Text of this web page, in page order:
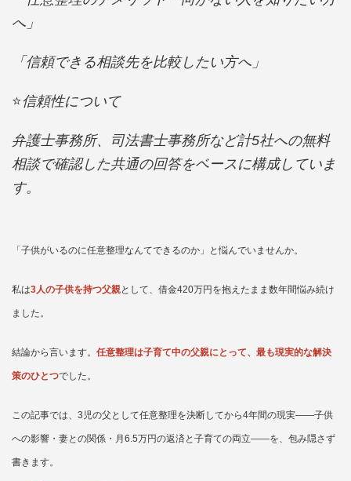
へ」
「信頼できる相談先を比較したい方へ」
⭐️信頼性について
弁護士事務所、司法書士事務所など計5社への無料
相談で確認した共通の回答をベースに構成していま
す。
「子供がいるのに任意整理なんてできるのか」と悩んでいませんか。
私は3人の子供を持つ父親として、借金420万円を抱えたまま数年間悩み続け
ました。
結論から言います。 任意整理は子育て中の父親にとって、最も現実的な解決
策のひとつでした。
この記事では、3児の父として任意整理を決断してから4年間の現実——子供
への影響・妻との関係・月6.5万円の返済と子育ての両立——を、包み隠さず
書きます。